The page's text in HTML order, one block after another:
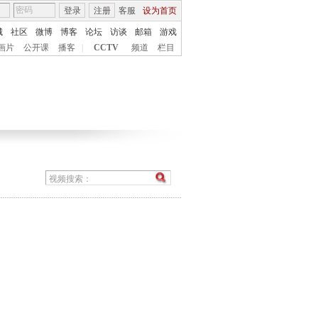
客服 设为首页
登录 注册
社区 微博 博客 论坛 访谈 邮箱
游戏
片
公开课 播客 CCTV 频道 栏目